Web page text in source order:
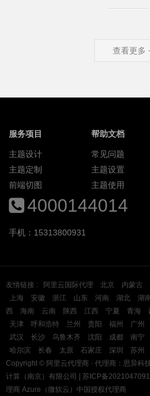
查看更多
服务项目
主题设计
主题定制
前端切图
帮助文档
常见问题
主题设置
主题使用
4000144014
手机：15313800931
友情链接 : 阿里云国际代理 北京 内蒙古
上海
安徽 浙江 山东 河南 湖北 湖
西
海南 云南 陕西 江西 宁夏 青海
天津
呼和浩特 兰州 贵阳 福州 广州
武汉
长沙 乌鲁木齐 沈阳 成都 南宁
哈尔滨
长春 太原 石家庄 深圳 苏州
Copyright © 阿里云代理商 · 代理商：思异科
计算（南京）有限公司 | 苏ICP备
理商 Azure（微软云）中国授权代理商